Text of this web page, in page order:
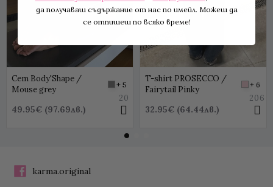
Сет Body'Shape /
Mouse grey
+ 5
49.95€ (97.69лв.)
20
T-shirt PROSECCO /
Fairytail Pinky
+ 6
32.95€ (64.44лв.)
206
karma.original
да получаваш съдържание от нас по имейл. Можеш да
се отпишеш по всяко време!